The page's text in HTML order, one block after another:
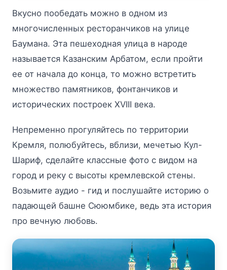
Вкусно пообедать можно в одном из
многочисленных ресторанчиков на улице
Баумана. Эта пешеходная улица в народе
называется Казанским Арбатом, если пройти
ее от начала до конца, то можно встретить
множество памятников, фонтанчиков и
исторических построек XVIII века.
Непременно прогуляйтесь по территории
Кремля, полюбуйтесь, вблизи, мечетью Кул-
Шариф, сделайте классные фото с видом на
город и реку с высоты кремлевской стены.
Возьмите аудио - гид и послушайте историю о
падающей башне Сююмбике, ведь эта история
про вечную любовь.